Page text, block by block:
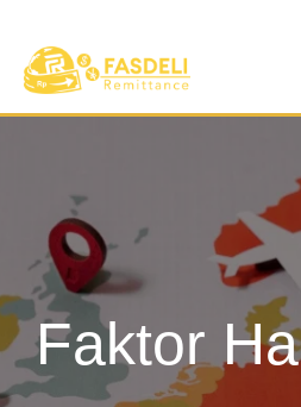
konten
Faktor